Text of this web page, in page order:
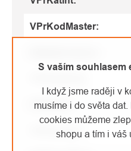
S vaším souhlasem
I když jsme raději v
musíme i do světa
cookies můžeme
shopu a tím i váš
VPrKodMaster:
VPrDruh :
VPrInovace